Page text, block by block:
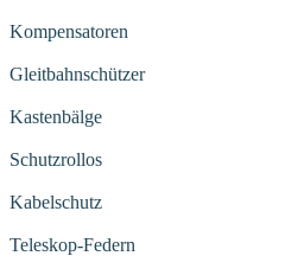
Kompensatoren
Gleitbahnschützer
Kastenbälge
Schutzrollos
Kabelschutz
Teleskop-Federn